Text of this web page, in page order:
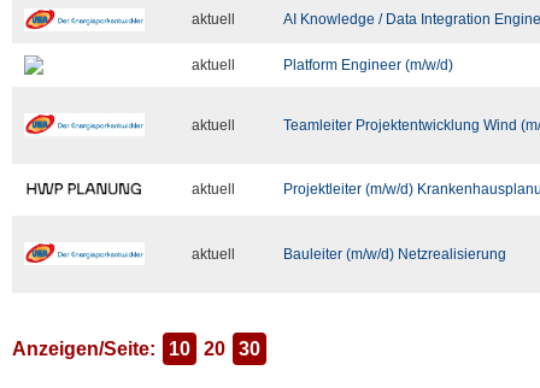
aktuell AI Knowledge / Data Integration
aktuell Platform Engineer (m/w/d)
aktuell Teamleiter Projektentwicklung Wind
aktuell Projektleiter (m/w/d)
aktuell Bauleiter (m/w/d) Netzrealisierung
Anzeigen/Seite: 10 20 30